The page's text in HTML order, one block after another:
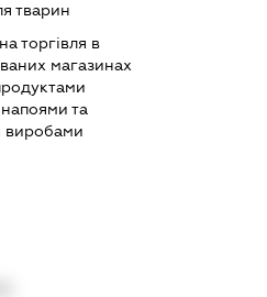
тварин
торгівля в
магазинах
та
виробами